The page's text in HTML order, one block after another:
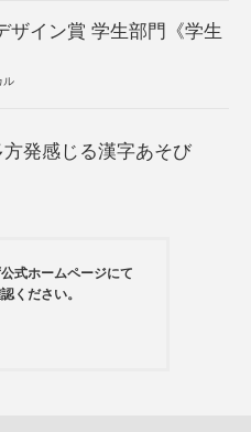
ザイン賞 学生部門《学生
ル
発感じる漢字あそび
式ホームページにて
ください。